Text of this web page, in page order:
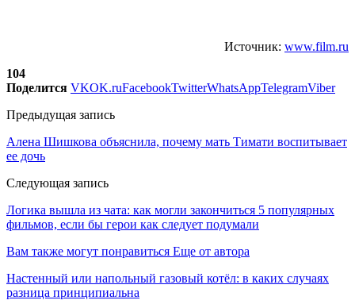
Источник: www.film.ru
104
Поделится VKOK.ruFacebookTwitterWhatsAppTelegramViber
Предыдущая запись
Алена Шишкова объяснила, почему мать Тимати воспитывает
ее дочь
Следующая запись
Логика вышла из чата: как могли закончиться 5 популярных
фильмов, если бы герои как следует подумали
Вам также могут понравиться Еще от автора
Настенный или напольный газовый котёл: в каких случаях
разница принципиальна